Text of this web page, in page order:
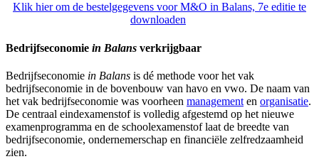
Klik hier om de bestelgegevens voor M&O in Balans, 7e editie te
downloaden
Bedrijfseconomie in Balans verkrijgbaar
Bedrijfseconomie in Balans is dé methode voor het vak
bedrijfseconomie in de bovenbouw van havo en vwo. De naam van
het vak bedrijfseconomie was voorheen management en organisatie.
De centraal eindexamenstof is volledig afgestemd op het nieuwe
examenprogramma en de schoolexamenstof laat de breedte van
bedrijfseconomie, ondernemerschap en financiële zelfredzaamheid
zien.